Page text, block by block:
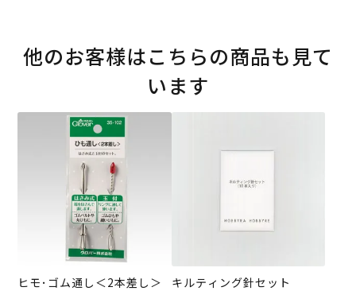
他のお客様はこちらの商品も見て
います
ヒモ･ゴム通し＜2本差し＞ キルティング針セット